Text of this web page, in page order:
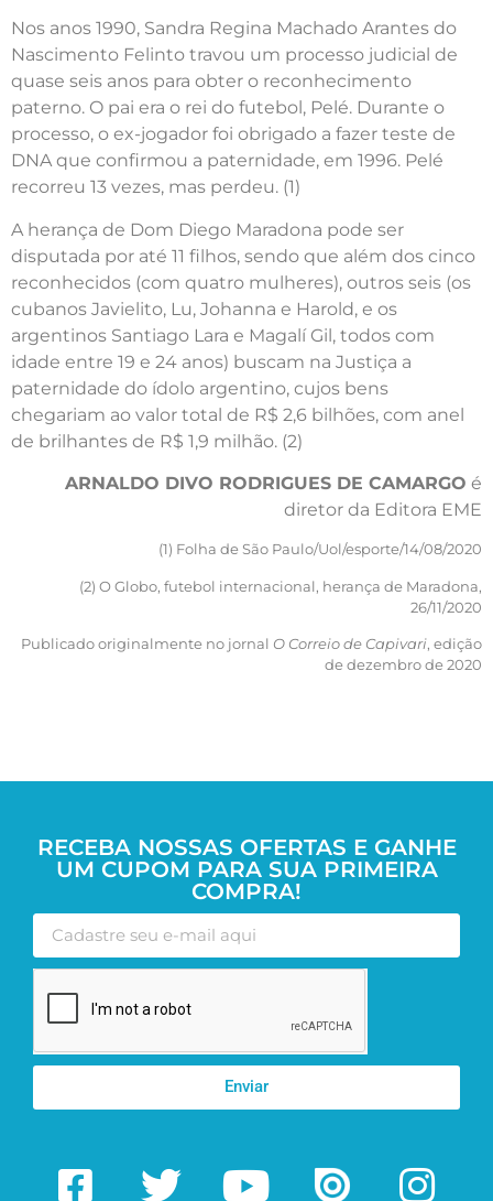
Nos anos 1990, Sandra Regina Machado Arantes do
Nascimento Felinto travou um processo judicial de
quase seis anos para obter o reconhecimento
paterno. O pai era o rei do futebol, Pelé. Durante o
processo, o ex-jogador foi obrigado a fazer teste de
DNA que confirmou a paternidade, em 1996. Pelé
recorreu 13 vezes, mas perdeu. (1)
A herança de Dom Diego Maradona pode ser
disputada por até 11 filhos, sendo que além dos cinco
reconhecidos (com quatro mulheres), outros seis (os
cubanos Javielito, Lu, Johanna e Harold, e os
argentinos Santiago Lara e Magalí Gil, todos com
idade entre 19 e 24 anos) buscam na Justiça a
paternidade do ídolo argentino, cujos bens
chegariam ao valor total de R$ 2,6 bilhões, com anel
de brilhantes de R$ 1,9 milhão. (2)
ARNALDO DIVO RODRIGUES DE CAMARGO é
diretor da Editora EME
(1) Folha de São Paulo/Uol/esporte/14/08/2020
(2) O Globo, futebol internacional, herança de Maradona,
26/11/2020
Publicado originalmente no jornal O Correio de Capivari, edição
de dezembro de 2020
RECEBA NOSSAS OFERTAS E GANHE
UM CUPOM PARA SUA PRIMEIRA
COMPRA!
Enviar